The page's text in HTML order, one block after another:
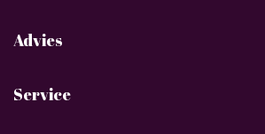
Advies
Service